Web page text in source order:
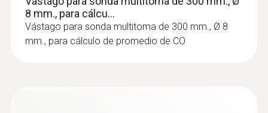
8 mm., para cálcu...
Vástago para sonda multitoma de 300 mm., Ø 8
mm., para cálculo de promedio de CO